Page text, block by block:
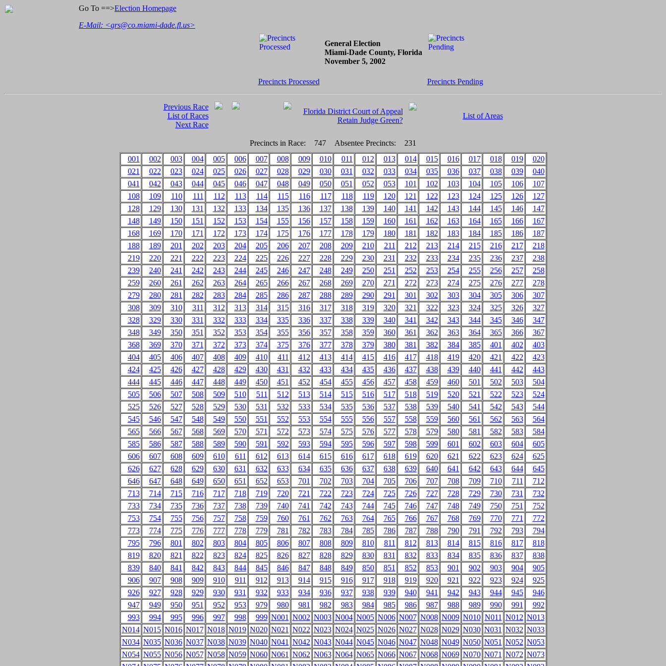
Go To ==>Election Homepage
E-Mail: <grs@co.miami-dade.fl.us>
General Election
Miami-Dade County, Florida
November 5, 2002
Precincts Processed Precincts Pending
Previous Race
List of Races
Next Race
Florida District Court of Appeal
Retain Judge Green?
List of Areas
Precincts in Race: 747 Absentee Precincts:
231
001
002 003 004 005 006 007 008 009 010 011 012 013 014 015 016 017 018 019
020
021
022 023 024 025 026 027 028 029 030 031 032 033 034 035 036 037 038 039
040
041
042 043 044 045 046 047 048 049 050 051 052 053 101 102 103 104 105 106
107
108
109 110 111 112 113 114 115 116 117 118 119 120 121 122 123 124 125 126
127
128
129 130 131 132 133 134 135 136 137 138 139 140 141 142 143 144 145 146
147
148
149 150 151 152 153 154 155 156 157 158 159 160 161 162 163 164 165 166
167
168
169 170 171 172 173 174 175 176 177 178 179 180 181 182 183 184 185 186
187
188
189 201 202 203 204 205 206 207 208 209 210 211 212 213 214 215 216 217
218
219
220 221 222 223 224 225 226 227 228 229 230 231 232 233 234 235 236 237
238
239
240 241 242 243 244 245 246 247 248 249 250 251 252 253 254 255 256 257
258
259
260 261 262 263 264 265 266 267 268 269 270 271 272 273 274 275 276 277
278
279
280 281 282 283 284 285 286 287 288 289 290 291 301 302 303 304 305 306
307
308
309 310 311 312 313 314 315 316 317 318 319 320 321 322 323 324 325 326
327
328
329 330 331 332 333 334 335 336 337 338 339 340 341 342 343 344 345 346
347
348
349 350 351 352 353 354 355 356 357 358 359 360 361 362 363 364 365 366
367
368
369 370 371 372 373 374 375 376 377 378 379 380 381 382 384 385 401 402
403
404
405 406 407 408 409 410 411 412 413 414 415 416 417 418 419 420 421 422
423
424
425 426 427 428 429 430 431 432 433 434 435 436 437 438 439 440 441 442
443
444
445 446 447 448 449 450 451 452 454 455 456 457 458 459 460 501 502 503
504
505
506 507 508 509 510 511 512 513 514 515 516 517 518 519 520 521 522 523
524
525
526 527 528 529 530 531 532 533 534 535 536 537 538 539 540 541 542 543
544
545
546 547 548 549 550 551 552 553 554 555 556 557 558 559 560 561 562 563
564
565
566 567 568 569 570 571 572 573 574 575 576 577 578 579 580 581 582 583
584
585
586 587 588 589 590 591 592 593 594 595 596 597 598 599 601 602 603 604
605
606
607 608 609 610 611 612 613 614 615 616 617 618 619 620 621 622 623 624
625
626
627 628 629 630 631 632 633 634 635 636 637 638 639 640 641 642 643 644
645
646
647 648 649 650 651 652 653 701 702 703 704 705 706 707 708 709 710 711
712
713
714 715 716 717 718 719 720 721 722 723 724 725 726 727 728 729 730 731
732
733
734 735 736 737 738 739 740 741 742 743 744 745 746 747 748 749 750 751
752
753
754 755 756 757 758 759 760 761 762 763 764 765 766 767 768 769 770 771
772
773
774 775 776 777 778 779 781 782 783 784 785 786 787 788 790 791 792 793
794
795
796 801 802 803 804 805 806 807 808 809 810 811 812 813 814 815 816 817
818
819
820 821 822 823 824 825 826 827 828 829 830 831 832 833 834 835 836 837
838
839
840 841 842 843 844 845 846 847 848 849 850 851 852 853 901 902 903 904
905
906
907 908 909 910 911 912 913 914 915 916 917 918 919 920 921 922 923 924
925
926
927 928 929 930 931 932 933 934 936 937 938 939 940 941 942 943 944 945
946
947
949 950 951 952 953 979 980 981 982 983 984 985 986 987 988 989 990 991
992
993
994 995 996 997 998 999 N001 N002 N003 N004 N005 N006 N007 N008 N009 N010 N011 N012 N013
N014 N015 N016 N017 N018 N019 N020 N021 N022 N023 N024 N025 N026 N027 N028 N029 N030 N031 N032 N033
N034 N035 N036 N037 N038 N039 N040 N041 N042 N043 N044 N045 N046 N047 N048 N049 N050 N051 N052 N053
N054 N055 N056 N057 N058 N059 N060 N061 N062 N063 N064 N065 N066 N067 N068 N069 N070 N071 N072 N073